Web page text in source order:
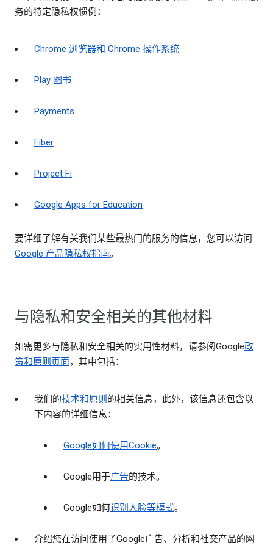
务的特定隐私权惯例：
Chrome 浏览器和 Chrome 操作系统
Play 图书
Payments
Fiber
Project Fi
Google Apps for Education
要详细了解有关我们某些最热门的服务的信息，您可以访问
Google 产品隐私权指南。
与隐私和安全相关的其他材料
如需更多与隐私和安全相关的实用性材料，请参阅Google政
策和原则页面，其中包括：
我们的技术和原则 的相关信息，此外，该信息还包含以
下内容的详细信息：
Google如何使用Cookie。
Google用于广告的技术。
Google如何识别人脸等模式。
介绍您在访问使用了Google广告、分析和社交产品的网